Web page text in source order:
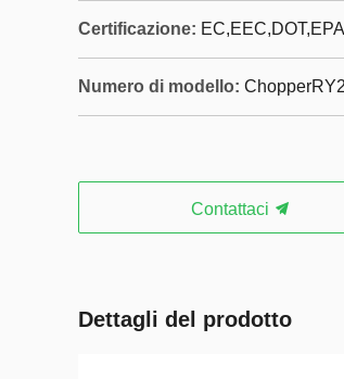
Certificazione: EC,EEC,DOT,EPA
Numero di modello:
Contattaci
Dettagli del prodotto